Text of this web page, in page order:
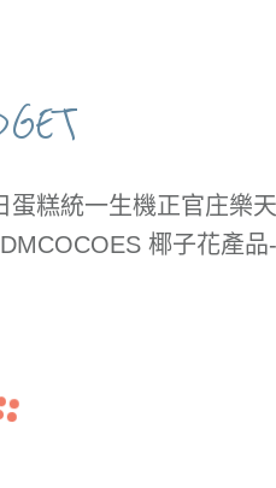
蛋糕統一生機正官庄樂
COCOES 椰子花產